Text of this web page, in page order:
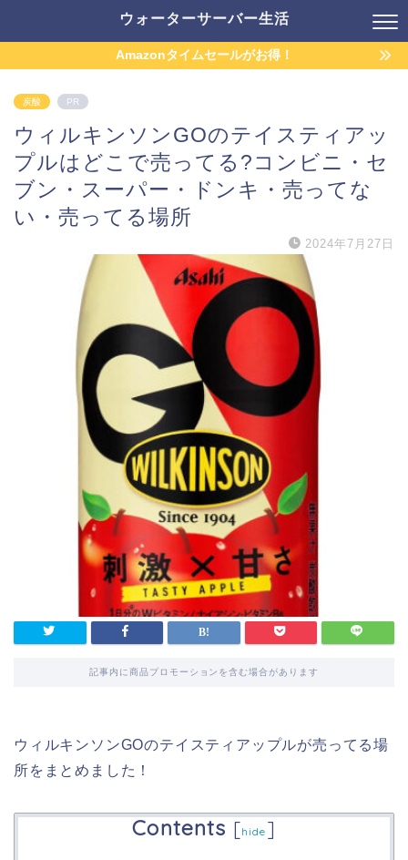
ウォーターサーバー生活
Amazonタイムセールがお得！
炭酸 PR
ウィルキンソンGOのテイスティアッ
プルはどこで売ってる?コンビニ・セ
ブン・スーパー・ドンキ・売ってな
い・売ってる場所
2024年7月27日
記事内に商品プロモーションを含む場合があります
ウィルキンソンGOのテイスティアップルが売ってる場
所をまとめました！
Contents [hide ]